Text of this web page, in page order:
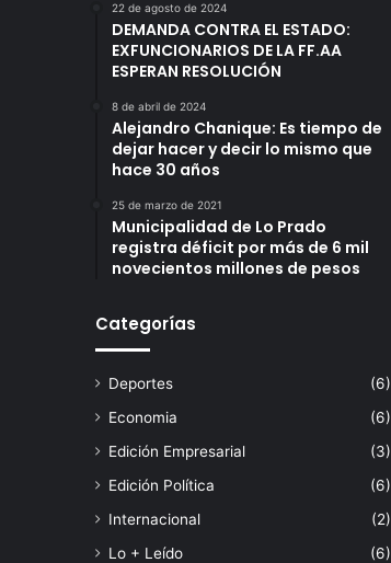
22 de agosto de 2024
DEMANDA CONTRA EL ESTADO:
EXFUNCIONARIOS DE LA FF.AA
ESPERAN RESOLUCIÓN
8 de abril de 2024
Alejandro Chanique: Es tiempo de
dejar hacer y decir lo mismo que
hace 30 años
25 de marzo de 2021
Municipalidad de Lo Prado
registra déficit por más de 6 mil
novecientos millones de pesos
Categorías
Deportes
(6)
Economia
(6)
Edición Empresarial
(3)
Edición Política
(6)
Internacional
(2)
Lo + Leído
(6)